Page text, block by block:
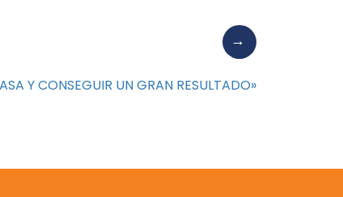
Y CONSEGUIR UN GRAN RESULTADO»